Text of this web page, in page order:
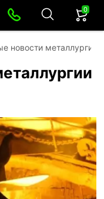
0
новости металлургии